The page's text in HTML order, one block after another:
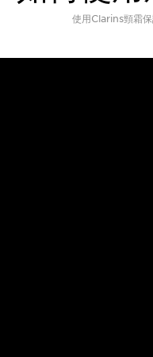
使用Clarins頸霜